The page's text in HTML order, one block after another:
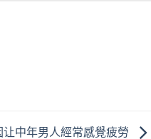
让中年男人經常感覺疲勞